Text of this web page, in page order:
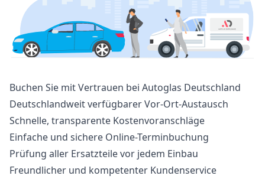
Buchen Sie mit Vertrauen bei Autoglas Deutschland
Deutschlandweit verfügbarer Vor-Ort-Austausch
Schnelle, transparente Kostenvoranschläge
Einfache und sichere Online-Terminbuchung
Prüfung aller Ersatzteile vor jedem Einbau
Freundlicher und kompetenter Kundenservice